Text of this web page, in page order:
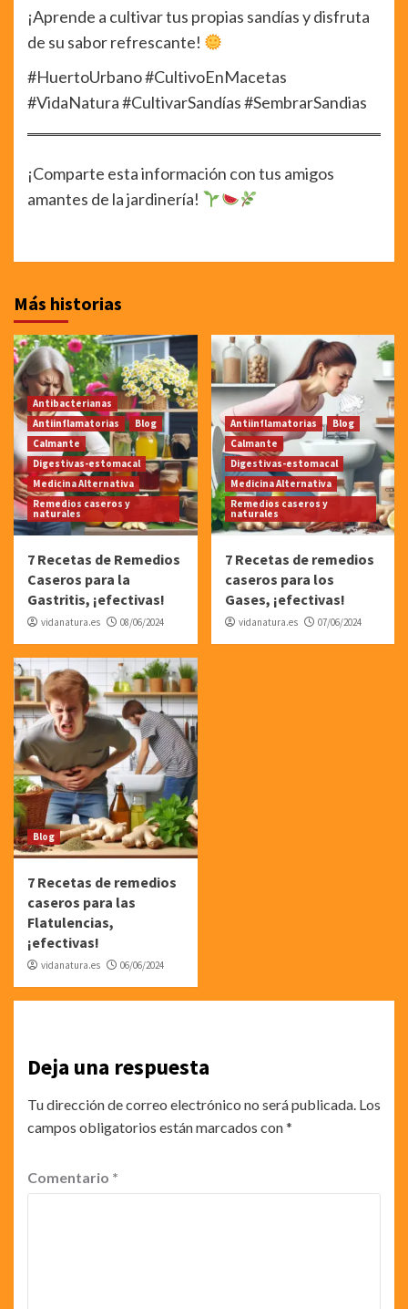
¡Aprende a cultivar tus propias sandías y disfruta
de su sabor refrescante!
#HuertoUrbano #CultivoEnMacetas
#VidaNatura #CultivarSandías #SembrarSandias
¡Comparte esta información con tus amigos
amantes de la jardinería!
Más historias
Antibacterianas
Antiinflamatorias
Blog
Calmante
Digestivas-estomacal
Medicina Alternativa
Remedios caseros y
naturales
7 Recetas de Remedios
Caseros para la
Gastritis, ¡efectivas!
vidanatura.es 08/06/2024
Antiinflamatorias
Blog
Calmante
Digestivas-estomacal
Medicina Alternativa
Remedios caseros y
naturales
7 Recetas de remedios
caseros para los
Gases, ¡efectivas!
vidanatura.es 07/06/2024
Blog
7 Recetas de remedios
caseros para las
Flatulencias,
¡efectivas!
vidanatura.es 06/06/2024
Deja una respuesta
Tu dirección de correo electrónico no será publicada. Los
campos obligatorios están marcados con*
Comentario *